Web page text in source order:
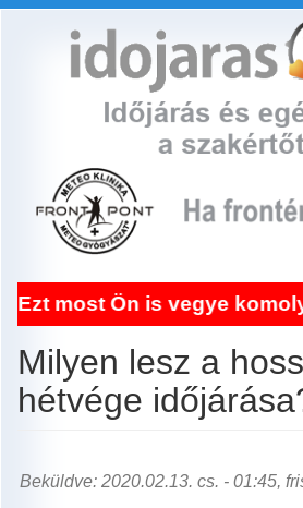
Ön is vegye komolyan! Így
Milyen lesz a
hétvége
Beküldve: 2020.02.13. cs. - 01:45,